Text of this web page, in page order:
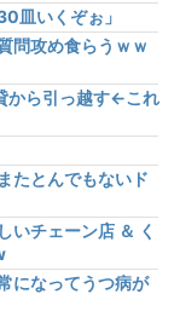
皿いくぞぉ」
問攻め食らうｗｗ
から引っ越す←これ
たとんでもないド
いチェーン店 ＆ く
になってうつ病が